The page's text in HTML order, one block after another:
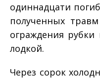
одиннадцати
полученных
ограждения
лодкой.
Через сорок